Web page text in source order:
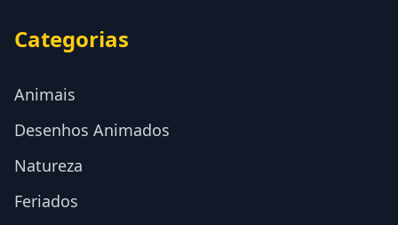
Categorias
Animais
Desenhos Animados
Natureza
Feriados